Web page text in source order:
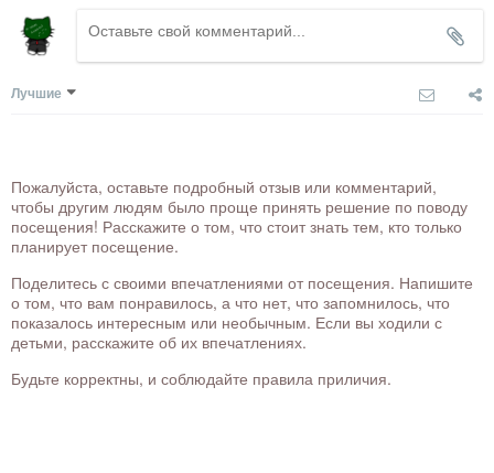
Лучшие
Пожалуйста, оставьте подробный отзыв или комментарий,
чтобы другим людям было проще принять решение по поводу
посещения! Расскажите о том, что стоит знать тем, кто только
планирует посещение.
Поделитесь с своими впечатлениями от посещения. Напишите
о том, что вам понравилось, а что нет, что запомнилось, что
показалось интересным или необычным. Если вы ходили с
детьми, расскажите об их впечатлениях.
Будьте корректны, и соблюдайте правила приличия.